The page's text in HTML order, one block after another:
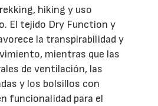
hiking y uso
El tejido Dry Function y
la transpirabilidad y
mientras que las
de ventilación, las
y los bolsillos con
funcionalidad para el